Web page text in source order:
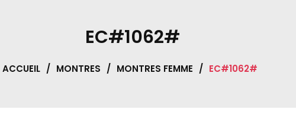
EC#1062#
ACCUEIL / MONTRES / MONTRES FEMME / EC#1062#